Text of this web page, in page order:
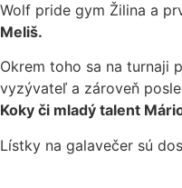
Wolf pride gym Žilina a
Meliš.
Okrem toho sa na turnaji
vyzývateľ a zároveň
Koky či mladý talent
Lístky na galavečer sú